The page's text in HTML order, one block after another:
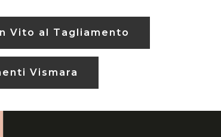
Vito al Tagliamento
Vismara